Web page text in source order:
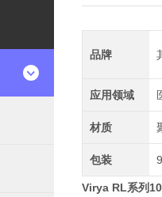
品牌
应用领域
材质
包装
Virya RL系列